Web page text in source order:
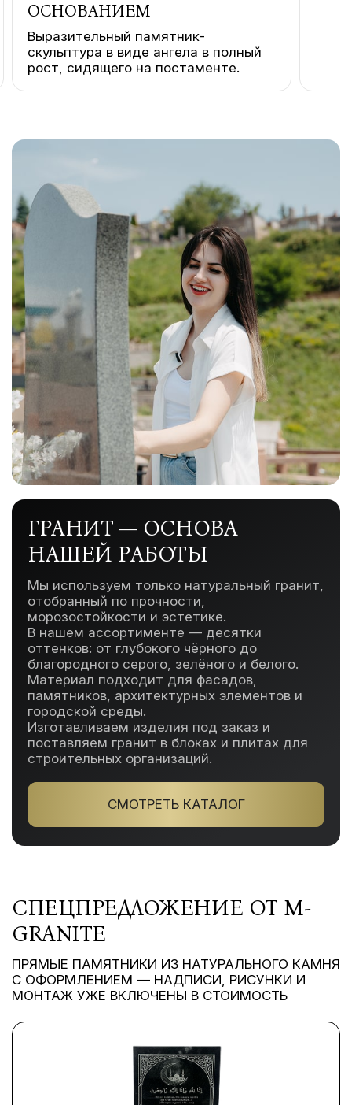
ОСНОВАНИЕМ
Выразительный памятник-
скульптура в виде ангела в полный
рост, сидящего на постаменте.
ГРАНИТ — ОСНОВА
НАШЕЙ РАБОТЫ
Мы используем только натуральный гранит,
отобранный по прочности,
морозостойкости и эстетике.
В нашем ассортименте — десятки
оттенков: от глубокого чёрного до
благородного серого, зелёного и белого.
Материал подходит для фасадов,
памятников, архитектурных элементов и
городской среды.
Изготавливаем изделия под заказ и
поставляем гранит в блоках и плитах для
строительных организаций.
СМОТРЕТЬ КАТАЛОГ
СПЕЦПРЕДЛОЖЕНИЕ ОТ M-
GRANITE
ПРЯМЫЕ ПАМЯТНИКИ ИЗ НАТУРАЛЬНОГО КАМНЯ
С ОФОРМЛЕНИЕМ — НАДПИСИ, РИСУНКИ И
МОНТАЖ УЖЕ ВКЛЮЧЕНЫ В СТОИМОСТЬ